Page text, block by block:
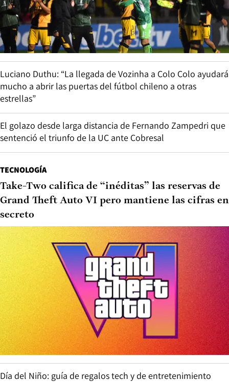
Luciano Duthu: “La llegada de Vozinha a Colo Colo ayudará
mucho a abrir las puertas del fútbol chileno a otras
estrellas”
El golazo desde larga distancia de Fernando Zampedri que
sentenció el triunfo de la UC ante Cobresal
TECNOLOGÍA
Take-Two califica de “inéditas” las reservas de
Grand Theft Auto VI pero mantiene las cifras en
secreto
Día del Niño: guía de regalos tech y de entretenimiento